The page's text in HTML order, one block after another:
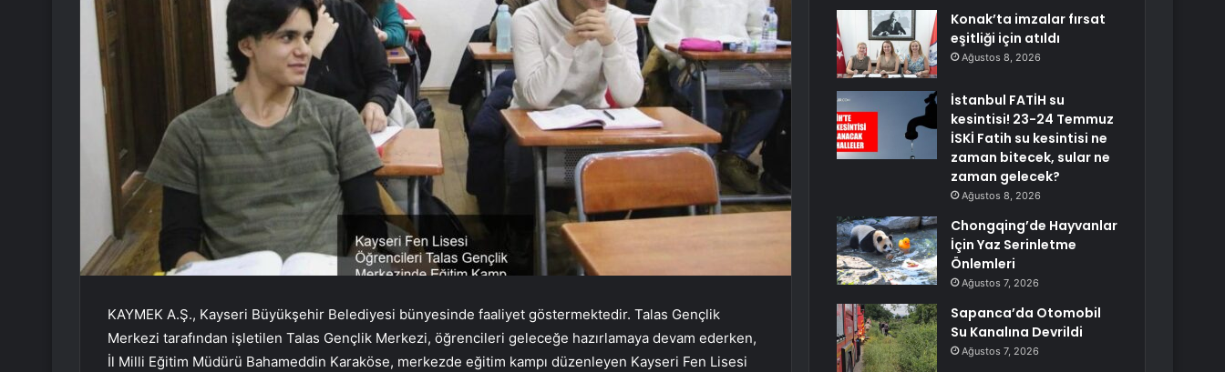
KAYMEK A.Ş., Kayseri Büyükşehir Belediyesi bünyesinde faaliyet göstermektedir. Talas Gençlik
Merkezi tarafından işletilen Talas Gençlik Merkezi, öğrencileri geleceğe hazırlamaya devam ederken,
İl Milli Eğitim Müdürü Bahameddin Karaköse, merkezde eğitim kampı düzenleyen Kayseri Fen Lisesi
Konak’ta imzalar fırsat
eşitliği için atıldı
Ağustos 8, 2026
İstanbul FATİH su
kesintisi! 23-24 Temmuz
İSKİ Fatih su kesintisi ne
zaman bitecek, sular ne
zaman gelecek?
Ağustos 8, 2026
Chongqing’de Hayvanlar
İçin Yaz Serinletme
Önlemleri
Ağustos 7, 2026
Sapanca’da Otomobil
Su Kanalına Devrildi
Ağustos 7, 2026